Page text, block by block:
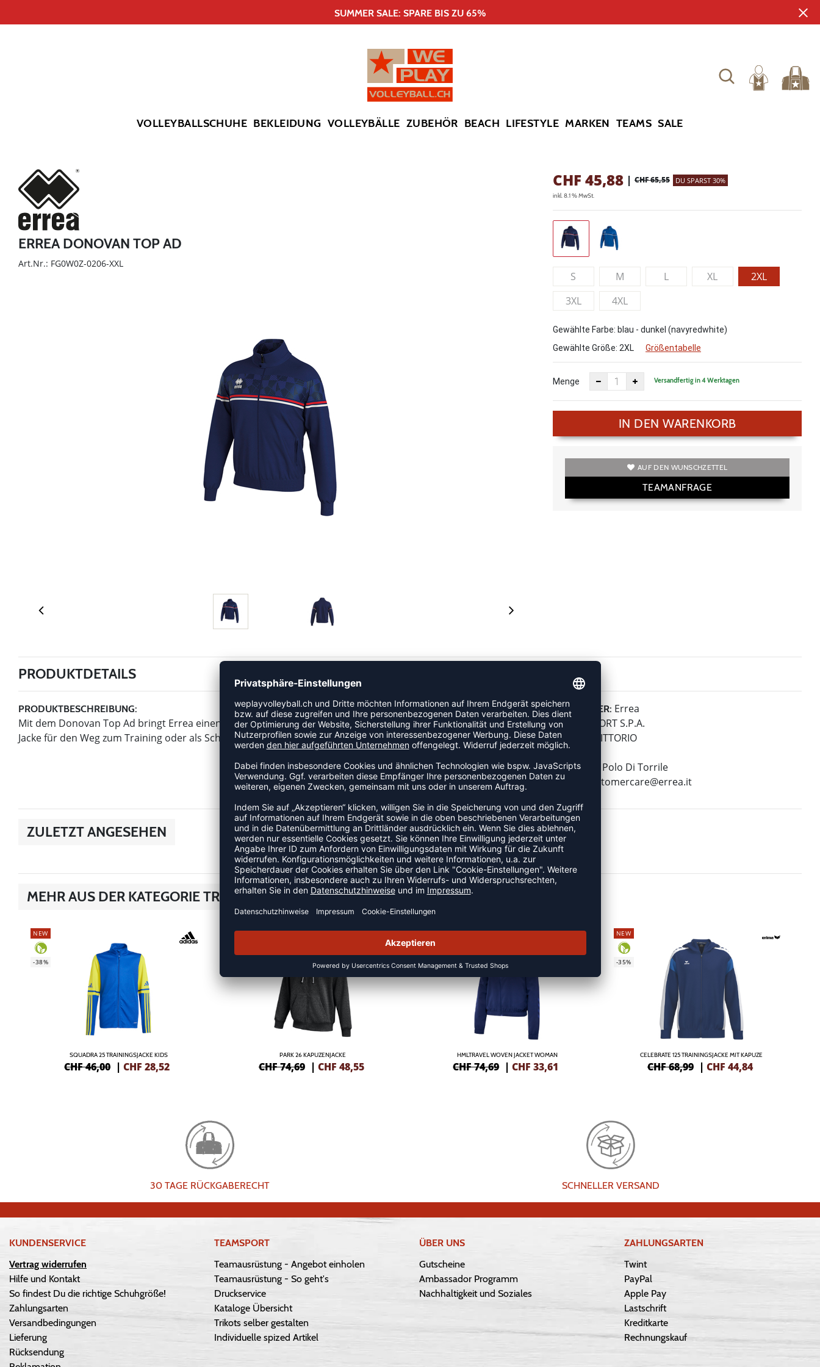
SUMMER SALE: SPARE BIS ZU 65%
VOLLEYBALLSCHUHE BEKLEIDUNG VOLLEYBÄLLE ZUBEHÖR BEACH LIFESTYLE MARKEN TEAMS SALE
ERREA DONOVAN TOP AD
Art.Nr.: FG0W0Z-0206-XXL
CHF 45,88 | CHF 65,55 DU SPARST 30%
inkl. 8.1 % MwSt.
S M L XL
2XL
3XL
4XL
Gewählte Farbe: blau - dunkel (navyredwhite)
Gewählte Größe: 2XL Größentabelle
Menge Versandfertig in 4 Werktagen
IN DEN WARENKORB
AUF DEN WUNSCHZETTEL
TEAMANFRAGE
PRODUKTDETAILS
PRODUKTBESCHREIBUNG:
Mit dem Donovan Top Ad bringt Errea einen Artikel der Kategorie Trainingsjacke an den Start. Eine praktische
Jacke für den Weg zum Training oder als Schutz bei wechselhaftem Wetter.
HERSTELLER: Errea
ERREA' SPORT S.P.A.
VIA G. DI VITTORIO
2/1
43056 San Polo Di Torrile
E-Mail:
customercare@errea.it
ZULETZT ANGESEHEN
MEHR AUS DER KATEGORIE TRAININGSJACKEN
NEW
-38%
SQUADRA 25 TRAININGSJACKE KIDS
CHF 46,00 |CHF 28,52
NEW
PARK 26 KAPUZENJACKE
CHF 74,69 | CHF 48,55
SALE
-55%
HMLTRAVEL WOVEN JACKET WOMAN
CHF 74,69 |CHF 33,61
NEW
-35%
CELEBRATE 125 TRAININGSJACKE MIT KAPUZE
CHF 68,99 | CHF 44,84
30 TAGE RÜCKGABERECHT SCHNELLER VERSAND
KUNDENSERVICE
Vertrag widerrufen
Hilfe und Kontakt
So findest Du die richtige Schuhgröße!
Zahlungsarten
Versandbedingungen
Lieferung
Rücksendung
TEAMSPORT
Teamausrüstung - Angebot einholen
Teamausrüstung - So geht's
Druckservice
Kataloge Übersicht
Trikots selber gestalten
Individuelle spized Artikel
ÜBER UNS
Gutscheine
Ambassador Programm
Nachhaltigkeit und Soziales
ZAHLUNGSARTEN
Twint
PayPal
Apple Pay
Lastschrift
Kreditkarte
Rechnungskauf